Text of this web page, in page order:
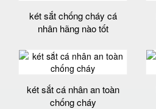
két sắt chống cháy cá
nhân hãng nào tốt
két sắt cá nhân an toàn
chống cháy